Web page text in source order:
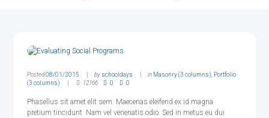
Posted08/01/2015 by schooldays in Masonry (3 columns), Portfolio
(3 columns)
12166 0 0
Phasellus sit amet elit sem. Maecenas eleifend ex id magna
pretium tincidunt. Nam vel venenatis odio. Sed in metus eu dui